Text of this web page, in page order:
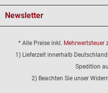
Newsletter
* Alle Preise inkl. Mehrwertsteuer
1) Lieferzeit innerhalb
Spedition
2) Beachten Sie unser